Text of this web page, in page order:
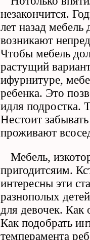
незакончится.
лет назад мебель
возникают
Чтобы мебель
растущий
ифурнитуре,
ребенка. Это
идля подростка.
Нестоит
проживают
Мебель,
пригодитсяим.
интересны эти
разнополых
для девочек. Как
Как подобрать
темперамента